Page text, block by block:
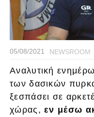
05/08/2021 NEWSROOM
Αναλυτική
των δασικών
ξεσπάσει σε
χώρας,εν μέσω